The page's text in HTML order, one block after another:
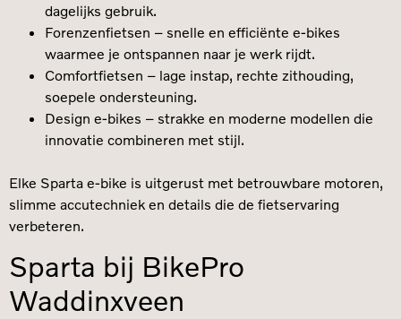
dagelijks gebruik.
Forenzenfietsen – snelle en efficiënte e-bikes
waarmee je ontspannen naar je werk rijdt.
Comfortfietsen – lage instap, rechte zithouding,
soepele ondersteuning.
Design e-bikes – strakke en moderne modellen die
innovatie combineren met stijl.
Elke Sparta e-bike is uitgerust met betrouwbare motoren,
slimme accutechniek en details die de fietservaring
verbeteren.
Sparta bij BikePro
Waddinxveen